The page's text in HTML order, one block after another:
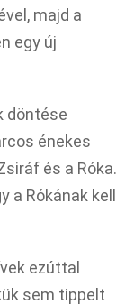
majd a
egy új
döntése
énekes
és a Róka.
a Rókának kell
ezúttal
sem tippelt